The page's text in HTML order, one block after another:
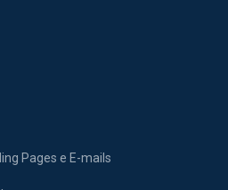
Pages e E-mails